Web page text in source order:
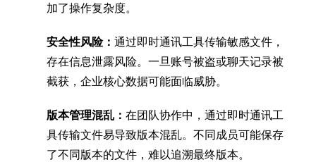
加了操作复杂度。
安全性风险：通过即时通讯工具传输敏感文件，
存在信息泄露风险。一旦账号被盗或聊天记录被
截获，企业核心数据可能面临威胁。
版本管理混乱：在团队协作中，通过即时通讯工
具传输文件易导致版本混乱。不同成员可能保存
了不同版本的文件，难以追溯最终版本。